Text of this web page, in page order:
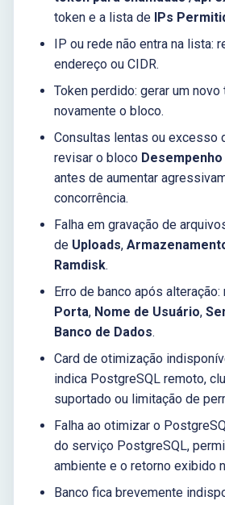
token e a lista de IPs
IP ou rede não entra na lista:
endereço ou CIDR.
Token perdido: gerar um
novamente o bloco.
Consultas lentas ou excesso
revisar o bloco
antes de aumentar
concorrência.
Falha em gravação de
de Uploads,
Ramdisk.
Erro de banco após alteração:
Porta, Nome de Usuário,
Banco de Dados.
Card de otimização
indica PostgreSQL remoto,
suportado ou limitação de
Falha ao otimizar o
do serviço PostgreSQL,
ambiente e o retorno exibido
Banco fica brevemente